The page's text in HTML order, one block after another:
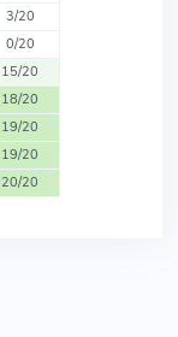
3/20
0/20
15/20
18/20
19/20
19/20
20/20